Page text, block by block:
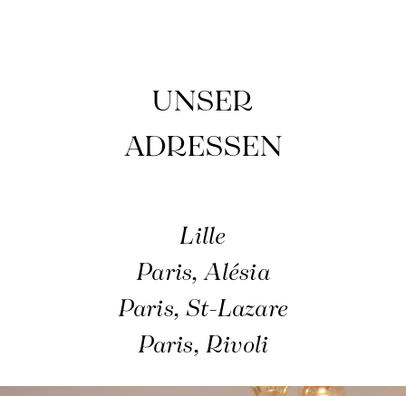
Unsere Nachrichten in der Zeitung
UNSER
ADRESSEN
Lille
Paris, Alésia
Paris, St-Lazare
Paris, Rivoli